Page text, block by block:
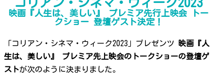
コリアン・シネマ・ウィーク2023
映画『人生は、美しい』 プレミア先行上映会 トー
クショー 登壇ゲスト決定！
「コリアン・シネマ・ウィーク2023」プレゼンツ 映画『人
生は、美しい』 プレミア先上映会のトークショーの登壇ゲ
ストが次のように決まりました。